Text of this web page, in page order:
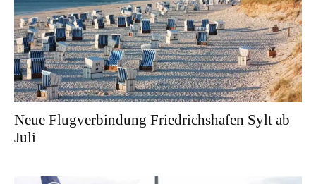
Neue Flugverbindung Friedrichshafen Sylt ab
Juli